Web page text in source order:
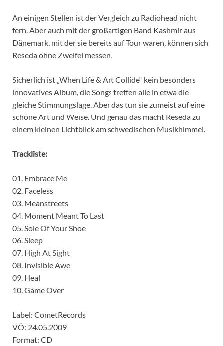
An einigen Stellen ist der Vergleich zu Radiohead nicht
fern. Aber auch mit der großartigen Band Kashmir aus
Dänemark, mit der sie bereits auf Tour waren, können sich
Reseda ohne Zweifel messen.
Sicherlich ist „When Life & Art Collide“ kein besonders
innovatives Album, die Songs treffen alle in etwa die
gleiche Stimmungslage. Aber das tun sie zumeist auf eine
schöne Art und Weise. Und genau das macht Reseda zu
einem kleinen Lichtblick am schwedischen Musikhimmel.
Trackliste:
01. Embrace Me
02. Faceless
03. Meanstreets
04. Moment Meant To Last
05. Sole Of Your Shoe
06. Sleep
07. High At Sight
08. Invisible Awe
09. Heal
10. Game Over
Label: CometRecords
VÖ: 24.05.2009
Format: CD